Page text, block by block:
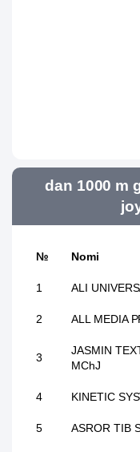
dan 1000 m
№ Nomi
1 ALI
2 ALL MEDIA
3
JASMIN
MChJ
4 KINETIC
5 ASROR TIB